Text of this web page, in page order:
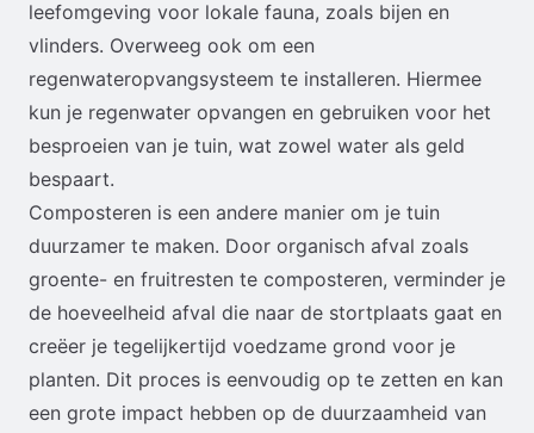
leefomgeving voor lokale fauna, zoals bijen en
vlinders. Overweeg ook om een
regenwateropvangsysteem te installeren. Hiermee
kun je regenwater opvangen en gebruiken voor het
besproeien van je tuin, wat zowel water als geld
bespaart.
Composteren is een andere manier om je tuin
duurzamer te maken. Door organisch afval zoals
groente- en fruitresten te composteren, verminder je
de hoeveelheid afval die naar de stortplaats gaat en
creëer je tegelijkertijd voedzame grond voor je
planten. Dit proces is eenvoudig op te zetten en kan
een grote impact hebben op de duurzaamheid van